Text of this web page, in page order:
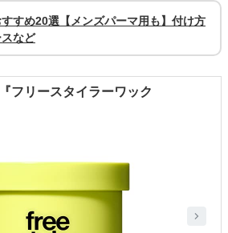
すめ20選【メンズパーマ用も】付け方
など
フリースタイラーワック